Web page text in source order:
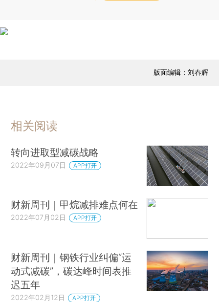
版面编辑：刘春辉
相关阅读
转向进取型减碳战略
2022年09月07日 APP打开
财新周刊｜甲烷减排难点何在
2022年07月02日 APP打开
财新周刊｜钢铁行业纠偏“运
动式减碳”，碳达峰时间表推
迟五年
2022年02月12日 APP打开